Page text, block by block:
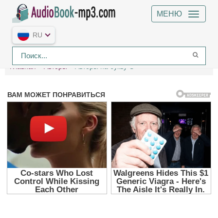
МЕНЮ
RU
Главная Авторы Авторы на букву G